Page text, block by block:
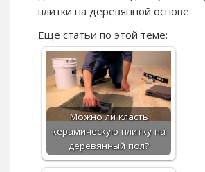
плитки на деревянной основе.
Еще статьи по этой теме:
Можно ли класть
керамическую плитку на
деревянный пол?